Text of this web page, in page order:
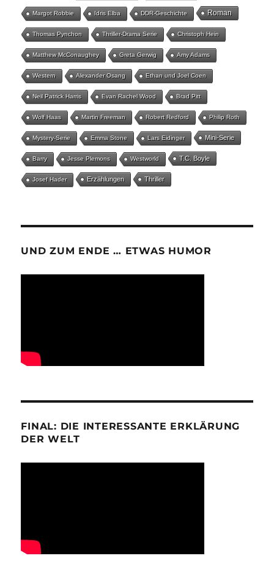
Margot Robbie Idris Elba DDR-Geschichte Roman
Thomas Pynchon Thriller-Drama Serie Christoph Hein
Matthew McConaughey Greta Gerwig Amy Adams
Western Alexander Osang Ethan und Joel Coen
Neil Patrick Harris Evan Rachel Wood Brad Pitt
Wolf Haas Martin Freeman Robert Redford Philip Roth
Mystery-Serie Emma Stone Lars Eidinger Mini-Serie
Barry Jesse Plemons Westworld T.C. Boyle
Josef Hader Erzählungen Thriller
UND ZUM ENDE … ETWAS HUMOR
FINAL: DIE INTERESSANTE ERKLÄRUNG
DER WELT